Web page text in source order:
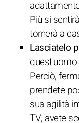
Più si
tornerà a
Lasciatelo
Perciò,
prendete
sua agilità
TV, avete